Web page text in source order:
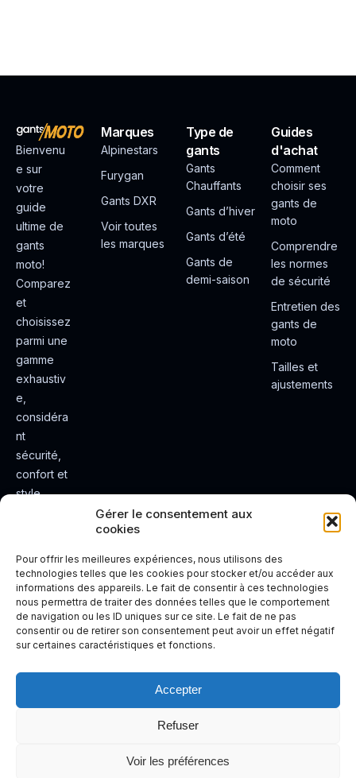
Gérer le consentement aux
cookies
Pour offrir les meilleures expériences, nous utilisons des
technologies telles que les cookies pour stocker et/ou accéder aux
informations des appareils. Le fait de consentir à ces technologies
nous permettra de traiter des données telles que le comportement
de navigation ou les ID uniques sur ce site. Le fait de ne pas
consentir ou de retirer son consentement peut avoir un effet négatif
sur certaines caractéristiques et fonctions.
Accepter
Refuser
Voir les préférences
Bienvenu
e sur
votre
guide
ultime de
gants
moto!
Comparez
et
choisissez
parmi une
gamme
exhaustiv
e,
considéra
nt
sécurité,
confort et
style.
e de
conduite
plus sûre
et plus
agréable.
Marques
Alpinestars
Furygan
Gants DXR
Voir toutes
les marques
Type de
gants
Gants
Chauffants
Gants d’hiver
Gants d’été
Gants de
demi-saison
Guides
d'achat
Comment
choisir ses
gants de
moto
Comprendre
les normes
de sécurité
Entretien des
gants de
moto
Tailles et
ajustements